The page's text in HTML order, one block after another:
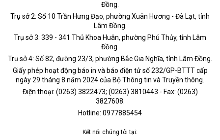
Đồng.
Trụ sở 2: Số 10 Trần Hưng Đạo, phường Xuân Hương - Đà Lạt, tỉnh
Lâm Đồng.
Trụ sở 3: 339 - 341 Thủ Khoa Huân, phường Phú Thủy, tỉnh Lâm
Đồng.
Trụ sở 4: Số 82, đường 23/3, phường Bắc Gia Nghĩa, tỉnh Lâm Đồng.
Giấy phép hoạt động báo in và báo điện tử số 232/GP-BTTT cấp
ngày 29 tháng 8 năm 2024 của Bộ Thông tin và Truyền thông.
Điện thoại: (0263) 3822473; (0263) 3810443 - Fax: (0263)
3827608.
Hotline: 0977885454
Kết nối chúng tôi tại: